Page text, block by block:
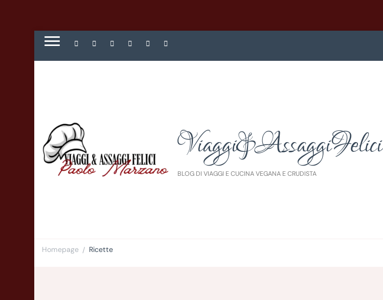
Viaggi&AssaggiFelici
BLOG DI VIAGGI E CUCINA VEGANA E CRUDISTA
Homepage / Ricette